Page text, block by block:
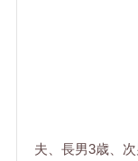
夫、長男3歳、